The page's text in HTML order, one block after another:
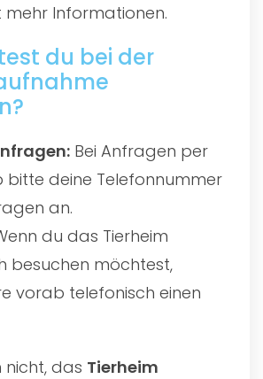
Informationen.
du bei der
Bei Anfragen per
bitte deine Telefonnummer
an.
du das Tierheim
besuchen möchtest,
vorab telefonisch einen
nicht, das Tierheim